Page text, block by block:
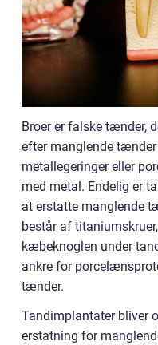
Broer er falske tænder,
efter manglende
metallegeringer eller
med metal. Endelig er
at erstatte manglende
består af
kæbeknoglen under
ankre for
tænder.
Tandimplantater bliver
erstatning for